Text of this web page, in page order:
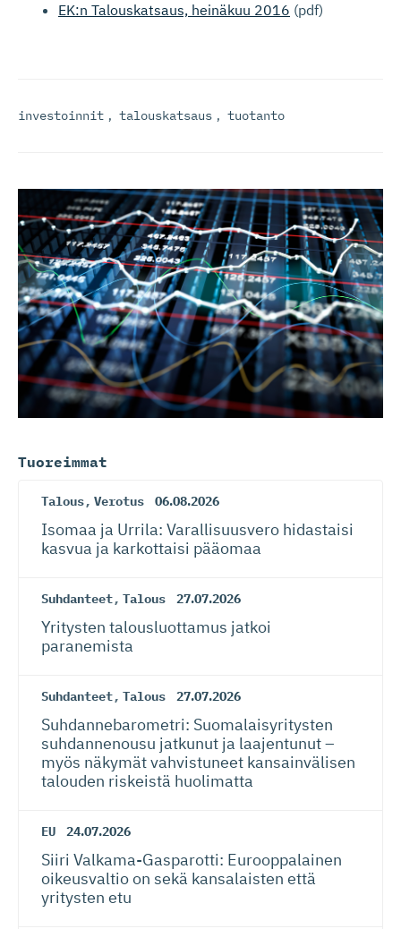
EK:n Talouskatsaus, heinäkuu 2016 (pdf)
investoinnit , talouskatsaus , tuotanto
Tuoreimmat
Talous, Verotus 06.08.2026
Isomaa ja Urrila: Varallisuusvero hidastaisi
kasvua ja karkottaisi pääomaa
Suhdanteet, Talous 27.07.2026
Yritysten talousluottamus jatkoi
paranemista
Suhdanteet, Talous 27.07.2026
Suhdanneba­ro­metri: Suomalaisy­ri­tysten
suhdannenousu jatkunut ja laajentunut –
myös näkymät vahvistuneet kansainvälisen
talouden riskeistä huolimatta
EU 24.07.2026
Siiri Valkama-Gas­pa­rotti: Eurooppalainen
oikeusvaltio on sekä kansalaisten että
yritysten etu